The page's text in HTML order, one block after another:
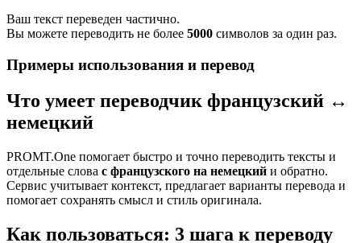
Ваш текст переведен частично.
Вы можете переводить не более 5000 символов за один раз.
Примеры использования и перевод
Что умеет переводчик французский ↔
немецкий
PROMT.One помогает быстро и точно переводить тексты и
отдельные слова с французского на немецкий и обратно.
Сервис учитывает контекст, предлагает варианты перевода и
помогает сохранять смысл и стиль оригинала.
Как пользоваться: 3 шага к переводу